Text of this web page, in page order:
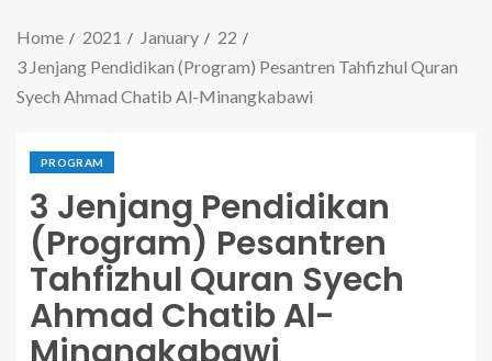
Home 2021 January
22
3 Jenjang Pendidikan (Program) Pesantren Tahfizhul Quran
Syech Ahmad Chatib Al-Minangkabawi
PROGRAM
3 Jenjang Pendidikan
(Program) Pesantren
Tahfizhul Quran Syech
Ahmad Chatib Al-